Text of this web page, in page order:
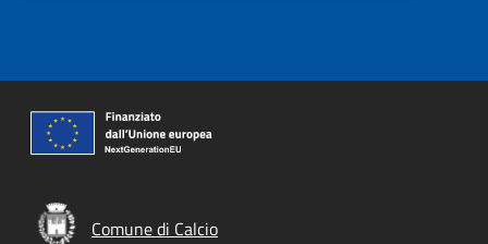
Comune di Calcio